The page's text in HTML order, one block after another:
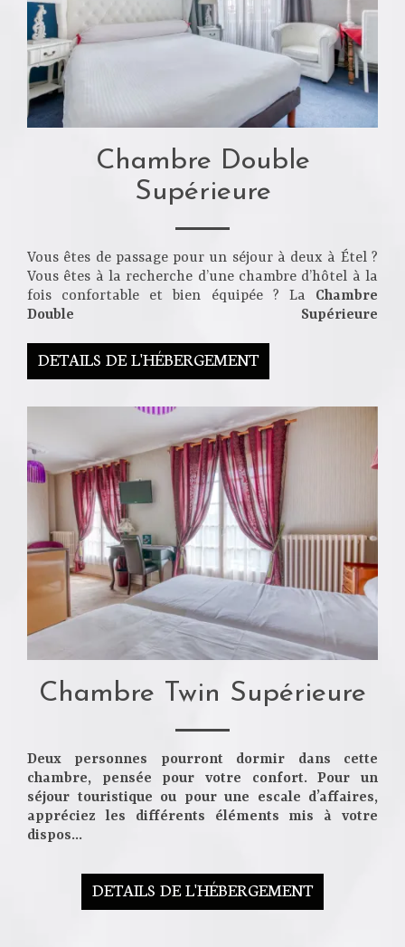
Chambre Double
Supérieure
Vous êtes de passage pour un séjour à deux à Étel ?
Vous êtes à la recherche d’une chambre d’hôtel à la
fois confortable et bien équipée ? La Chambre
Double Supérieure
DETAILS DE L'HÉBERGEMENT
Chambre Twin Supérieure
Deux personnes pourront dormir dans cette
chambre, pensée pour votre confort. Pour un
séjour touristique ou pour une escale d’affaires,
appréciez les différents éléments mis à votre
dispos...
DETAILS DE L'HÉBERGEMENT